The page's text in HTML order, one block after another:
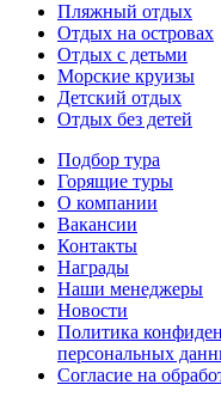
Пляжный отдых
Отдых на островах
Отдых с детьми
Морские круизы
Детский отдых
Отдых без детей
Подбор тура
Горящие туры
О компании
Вакансии
Контакты
Награды
Наши менеджеры
Новости
Политика
персональных
Согласие на